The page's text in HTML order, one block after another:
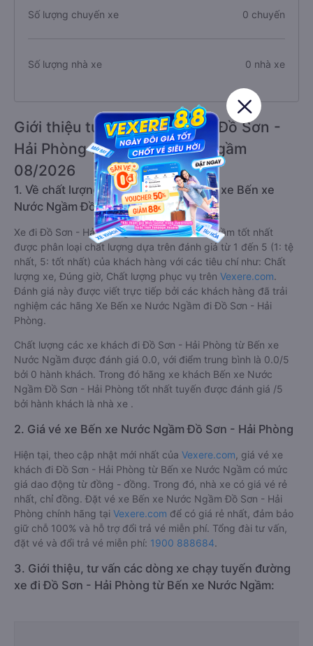
Số lượng chuyến xe 0 chuyến
Số lượng nhà xe 0 nhà xe
Giới thiệu tuyến đường xe đi Đồ Sơn -
Hải Phòng từ Bến xe Nước Ngầm
08/2026
1. Về chất lượng, review, đánh giá nhà xe Bến xe
Nước Ngầm Đồ Sơn - Hải Phòng
Xe đi Đồ Sơn - Hải Phòng từ Bến xe Nước Ngầm tốt nhất
được phân loại chất lượng dựa trên đánh giá từ 1 đến 5 (1: tệ
nhất, 5: tốt nhất) của khách hàng với các tiêu chí như: Chất
lượng xe, Đúng giờ, Chất lượng phục vụ trên Vexere.com.
Đánh giá này được viết trực tiếp bởi các khách hàng đã trải
nghiệm các hãng Xe Bến xe Nước Ngầm đi Đồ Sơn - Hải
Phòng.
Chất lượng các xe khách đi Đồ Sơn - Hải Phòng từ Bến xe
Nước Ngầm được đánh giá 0.0, với điểm trung bình là 0.0/5
bởi 0 hành khách. Trong đó hãng xe khách Bến xe Nước
Ngầm Đồ Sơn - Hải Phòng tốt nhất tuyến được đánh giá /5
bởi hành khách là nhà xe .
2. Giá vé xe Bến xe Nước Ngầm Đồ Sơn - Hải Phòng
Hiện tại, theo cập nhật mới nhất của Vexere.com , giá vé xe
khách đi Đồ Sơn - Hải Phòng từ Bến xe Nước Ngầm có mức
giá dao động từ đồng - đồng. Trong đó, nhà xe có giá vé rẻ
nhất, chỉ đồng. Đặt vé xe Bến xe Nước Ngầm Đồ Sơn - Hải
Phòng chính hãng tại Vexere.com để có giá rẻ nhất, đảm bảo
giữ chỗ 100% và hỗ trợ đổi trả vé miễn phí. Tổng đài tư vấn,
đặt vé và đổi trả vé miễn phí: 1900 888684.
3. Giới thiệu, tư vấn các dòng xe chạy tuyến đường
xe đi Đồ Sơn - Hải Phòng từ Bến xe Nước Ngầm: